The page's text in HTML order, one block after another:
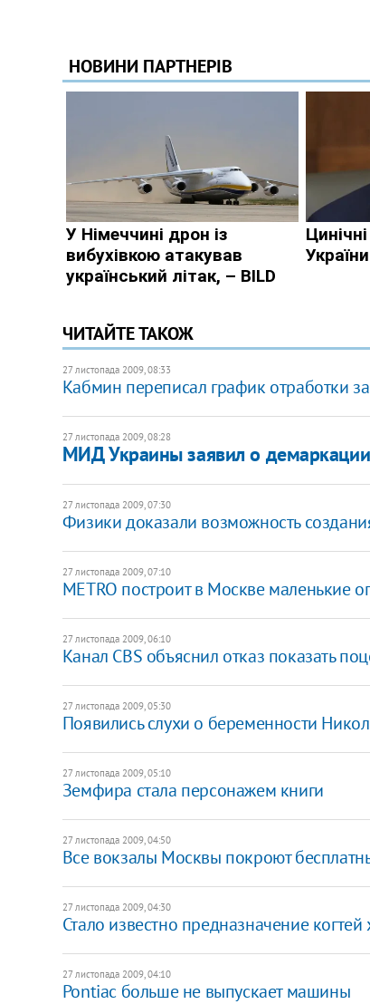
ЧИТАЙТЕ ТАКОЖ
27 листопада 2009, 08:33
Кабмин переписал график отработки
27 листопада 2009, 08:28
МИД Украины заявил о
27 листопада 2009, 07:30
Физики доказали возможность
27 листопада 2009, 07:10
METRO построит в Москве маленькие
27 листопада 2009, 06:10
Канал СBS объяснил отказ показать
27 листопада 2009, 05:30
Появились слухи о беременности
27 листопада 2009, 05:10
Земфира стала персонажем книги
27 листопада 2009, 04:50
Все вокзалы Москвы покроют
27 листопада 2009, 04:30
Стало известно предназначение
27 листопада 2009, 04:10
Pontiac больше не выпускает машины